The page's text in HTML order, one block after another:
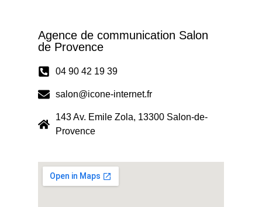
Agence de communication Salon
de Provence
04 90 42 19 39
salon@icone-internet.fr
143 Av. Emile Zola, 13300 Salon-de-
Provence